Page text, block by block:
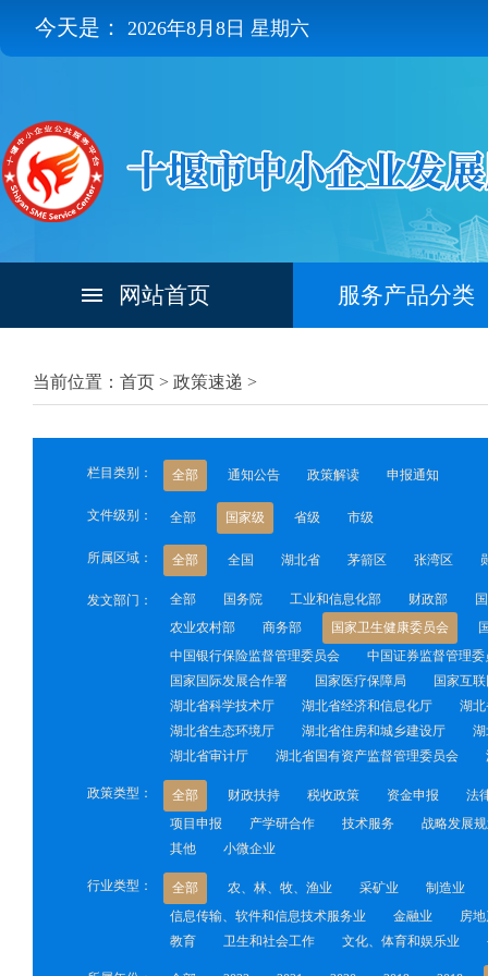
今天是： 2026年8月8日 星期六
网站首页 服务产品分类
当前位置：首页 > 政策速递 >
栏目类别： 全部 通知公告 政策解读 申报通知
文件级别： 全部 国家级 省级 市级
所属区域： 全部 全国 湖北省 茅箭区 张湾区
发文部门： 全部 国务院 工业和信息化部 财政部
农业农村部
商务部 国家卫生健康委员会
中国银行保险监督管理委员会
中国证券监督管理委
国家国际发展合作署
国家医疗保障局
国家互
湖北省科学技术厅
湖北省经济和信息化厅
湖
湖北省生态环境厅
湖北省住房和城乡建设厅
湖北省审计厅
湖北省国有资产监督管理委员会
政策类型： 全部 财政扶持 税收政策 资金申报
法
项目申报
产学研合作 技术服务
战略发展
其他
小微企业
行业类型： 全部 农、林、牧、渔业 采矿业
制造业
信息传输、软件和信息技术服务业
金融业
房
教育
卫生和社会工作 文化、体育和娱乐业